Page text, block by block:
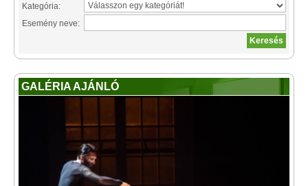
Kategória:
Esemény neve:
GALÉRIA AJÁNLÓ